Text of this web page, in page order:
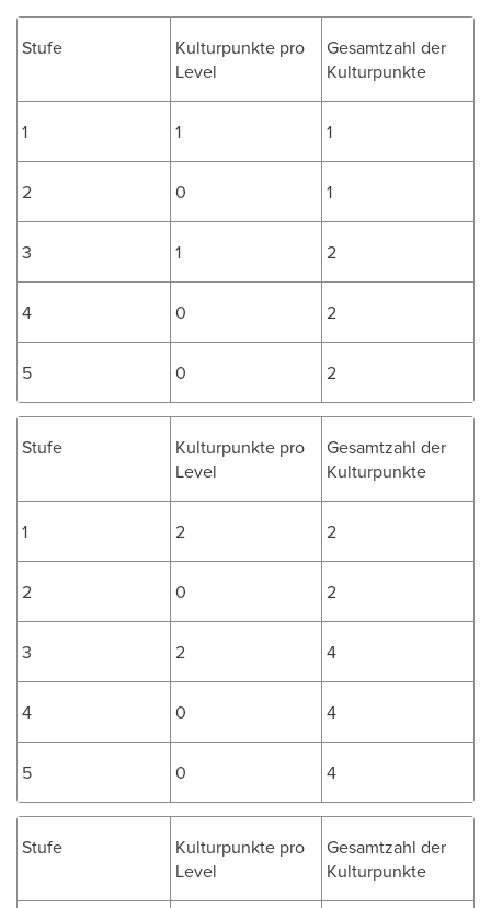
Stufe
Kulturpunkte pro
Level
Gesamtzahl der
Kulturpunkte
1 1 1
2 0 1
3 1 2
4 0 2
5 0 2
Stufe
Kulturpunkte pro
Level
Gesamtzahl der
Kulturpunkte
1 2 2
2 0 2
3 2 4
4 0 4
5 0 4
Stufe
Kulturpunkte pro
Level
Gesamtzahl der
Kulturpunkte